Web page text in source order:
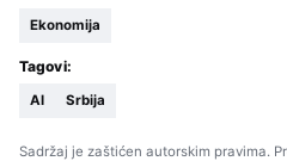
Ekonomija
Tagovi:
AI Srbija
Sadržaj je zaštićen autorskim pravima.